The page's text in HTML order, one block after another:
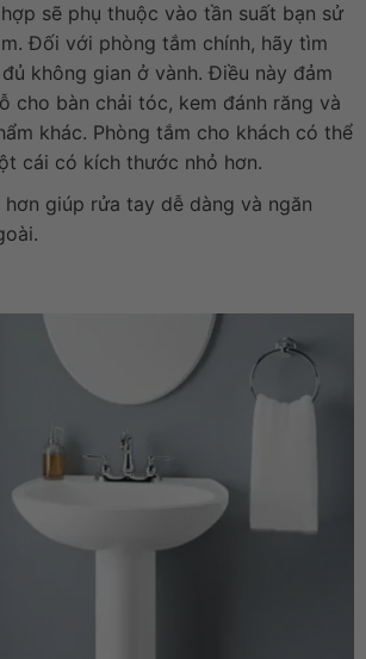
sẽ phụ thuộc vào tần suất bạn sử
Đối với phòng tắm chính, hãy tìm
không gian ở vành. Điều này đảm
cho bàn chải tóc, kem đánh răng và
khác. Phòng tắm cho khách có thể
cái có kích thước nhỏ hơn.
hơn giúp rửa tay dễ dàng và ngăn